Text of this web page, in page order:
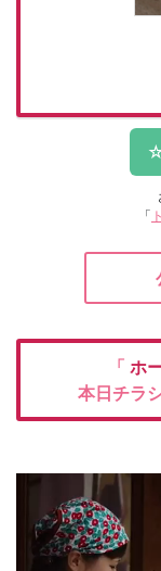
「
「 ホ
本日チラ